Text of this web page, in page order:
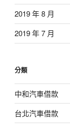
2019 年 8 月
2019 年 7 月
分類
中和汽車借款
台北汽車借款